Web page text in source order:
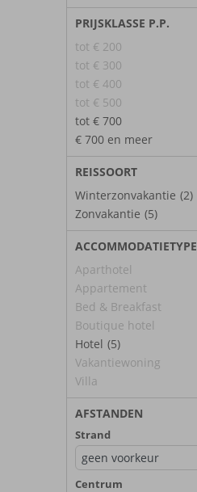
PRIJSKLASSE P.P.
tot € 200
tot € 300
tot € 400
tot € 500
tot € 700
€ 700 en meer
REISSOORT
Winterzonvakantie (2)
Zonvakantie (5)
ACCOMMODATIETYPE
Aparthotel
Appartement
Bed & Breakfast
Boutique hotel
Hotel (5)
Vakantiewoning
Villa
AFSTANDEN
Strand
Centrum